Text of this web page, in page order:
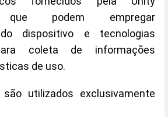
que podem empregar
dispositivo e tecnologias
coleta de informações
de uso.
utilizados exclusivamente